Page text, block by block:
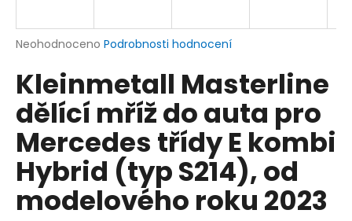
Průměrné
produktu
je
0,0
z
5
hvězdiček.
Neohodnoceno Podrobnosti hodnocení
Kleinmetall Masterline
dělící mříž do auta pro
Mercedes třídy E kombi
Hybrid (typ S214), od
modelového roku 2023
j
t
?
HLEDAT